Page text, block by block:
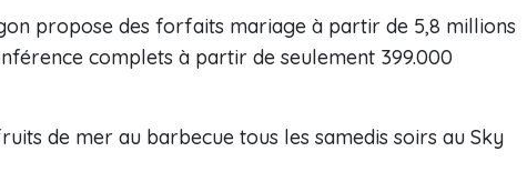
propose des forfaits mariage à partir de 5,8 millions
complets à partir de seulement 399.000
de mer au barbecue tous les samedis soirs au Sky